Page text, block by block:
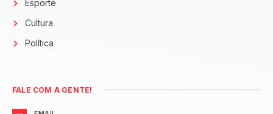
Esporte
Cultura
Política
FALE COM A GENTE!